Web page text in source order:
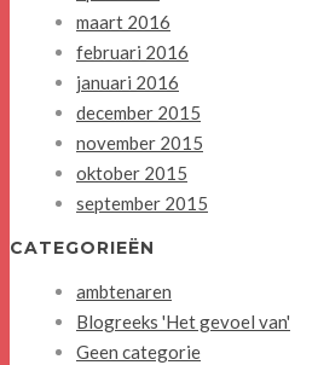
maart 2016
februari 2016
januari 2016
december 2015
november 2015
oktober 2015
september 2015
CATEGORIEËN
ambtenaren
Blogreeks 'Het gevoel van'
Geen categorie